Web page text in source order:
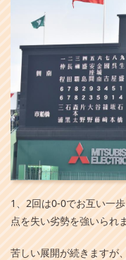
1、2回は0-0でお互い一
点を失い劣勢を強いられま
苦しい展開が続きますが